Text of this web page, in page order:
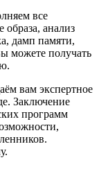
все
анализ
дамп памяти,
можете получать
вам экспертное
Заключение
программ